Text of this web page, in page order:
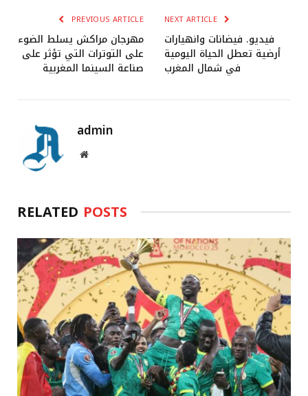
PREVIOUS ARTICLE
مهرجان مراكش يسلط الضوء
على التوترات التي تؤثر على
صناعة السينما المغربية
NEXT ARTICLE
فيديو. فيضانات وانهيارات
أرضية تعطل الحياة اليومية
في شمال المغرب
admin
Website
RELATED POSTS